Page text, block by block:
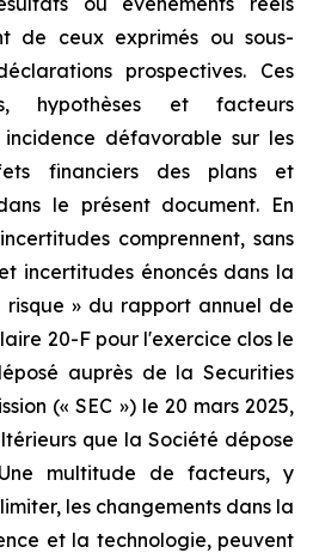
de ceux exprimés ou sous-
prospectives. Ces
hypothèses et facteurs
défavorable sur les
financiers des plans et
le présent document. En
comprennent, sans
incertitudes énoncés dans la
risque » du rapport annuel de
20-F pour l'exercice clos le
auprès de la Securities
(« SEC ») le 20 mars 2025,
que la Société dépose
multitude de facteurs, y
les changements dans la
et la technologie, peuvent